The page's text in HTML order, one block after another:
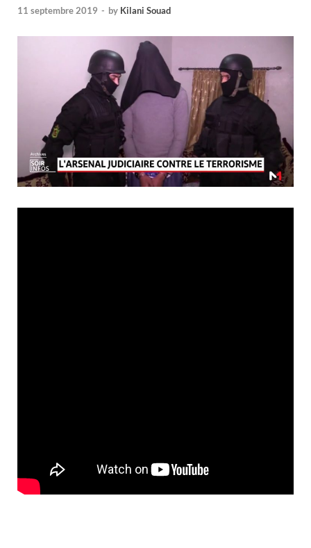
11 septembre 2019 - by Kilani Souad